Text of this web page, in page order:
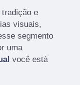
tradição e
visuais,
segmento
uma
você está